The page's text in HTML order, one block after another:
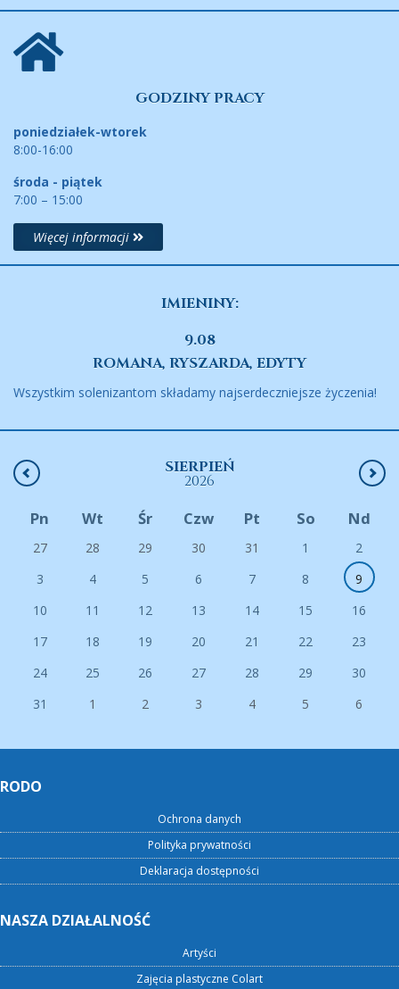
GODZINY PRACY
poniedziałek-wtorek
8:00-16:00
środa - piątek
7:00 – 15:00
Więcej informacji
IMIENINY:
9.08
ROMANA, RYSZARDA, EDYTY
Wszystkim solenizantom składamy najserdeczniejsze życzenia!
SIERPIEŃ
2026
Pn Wt Śr Czw Pt So Nd
27 28 29 30 31 1
2
3
4 5 6 7 8
9
10
11 12 13 14 15
16
17
18 19 20 21 22
23
24
25 26 27 28 29
30
31
1 2 3 4 5 6
RODO
Ochrona danych
Polityka prywatności
Deklaracja dostępności
NASZA DZIAŁALNOŚĆ
Artyści
Zajęcia plastyczne Colart